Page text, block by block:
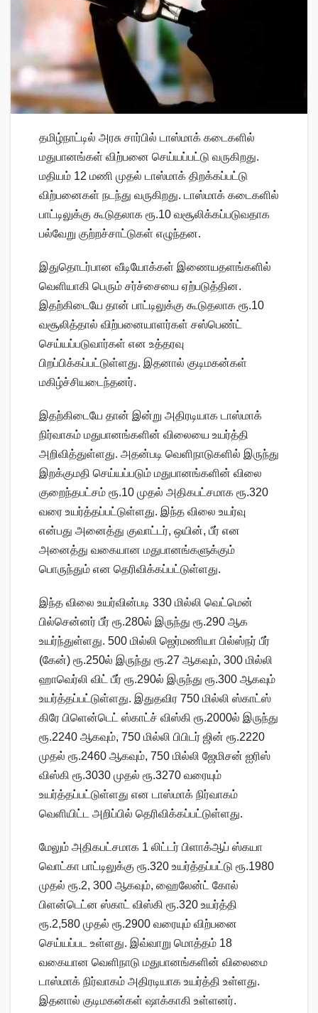
தமிழ்நாட்டில் அரசு சார்பில் டாஸ்மாக் கடைகளில்
மதுபானங்கள் விற்பனை செய்யப்பட்டு வருகிறது.
மதியம் 12 மணி முதல் டாஸ்மாக் திறக்கப்பட்டு
விற்பனைகள் நடந்து வருகிறது. டாஸ்மாக் கடைகளில்
பாட்டிலுக்கு கூடுதலாக ரூ.10 வசூலிக்கப்படுவதாக
பல்வேறு குற்றச்சாட்டுகள் எழுந்தன.
இதுதொடர்பான வீடியோக்கள் இணையதளங்களில்
வெளியாகி பெரும் சர்ச்சையை ஏற்படுத்தின.
இதற்கிடையே தான் பாட்டிலுக்கு கூடுதலாக ரூ.10
வசூலித்தால் விற்பனையாளர்கள் சஸ்பெண்ட்
செய்யப்படுவார்கள் என உத்தரவு
பிறப்பிக்கப்பட்டுள்ளது. இதனால் குடிமகன்கள்
மகிழ்ச்சியடைந்தனர்.
இதற்கிடையே தான் இன்று அதிரடியாக டாஸ்மாக்
நிர்வாகம் மதுபானங்களின் விலையை உயர்த்தி
அறிவித்துள்ளது. அதன்படி வெளிநாடுகளில் இருந்து
இறக்குமதி செய்யப்படும் மதுபானங்களின் விலை
குறைந்தபட்சம் ரூ.10 முதல் அதிகபட்சமாக ரூ.320
வரை உயர்த்தப்பட்டுள்ளது. இந்த விலை உயர்வு
என்பது அனைத்து குவாட்டர், ஒயின், பீர் என
அனைத்து வகையான மதுபானங்களுக்கும்
பொருந்தும் என தெரிவிக்கப்பட்டுள்ளது.
இந்த விலை உயர்வின்படி 330 மில்லி வெட்மென்
பில்சென்னர் பீர் ரூ.280ல் இருந்து ரூ.290 ஆக
உயர்ந்துள்ளது. 500 மில்லி ஜெர்மணியா பில்ஸ்நர் பீர்
(கேன்) ரூ.250ல் இருந்து ரூ.27 ஆகவும், 300 மில்லி
ஹாவெர்லி விட் பீர் ரூ.290ல் இருந்து ரூ.300 ஆகவும்
உயர்த்தப்பட்டுள்ளது. இதுதவிர 750 மில்லி ஸ்காட்ஸ்
கிரே பிளென்டெட் ஸ்காட்ச் விஸ்கி ரூ.2000ல் இருந்து
ரூ.2240 ஆகவும், 750 மில்லி பிபிடர் ஜின் ரூ.2220
முதல் ரூ.2460 ஆகவும், 750 மில்லி ஜேமிசன் ஐரிஸ்
விஸ்கி ரூ.3030 முதல் ரூ.3270 வரையும்
உயர்த்தப்பட்டுள்ளது என டாஸ்மாக் நிர்வாகம்
வெளியிட்ட அறிப்பில் தெரிவிக்கப்பட்டுள்ளது.
மேலும் அதிகபட்சமாக 1 லிட்டர் பிளாக்ஆப் ஸ்கயா
வொட்கா பாட்டிலுக்கு ரூ.320 உயர்த்தப்பட்டு ரூ.1980
முதல் ரூ.2, 300 ஆகவும், ஹைலேன்ட் கோல்
பிளன்டெட்ன ஸ்காட் விஸ்கி ரூ.320 உயர்த்தி
ரூ.2,580 முதல் ரூ.2900 வரையும் விற்பனை
செய்யப்பட உள்ளது. இவ்வாறு மொத்தம் 18
வகையான வெளிநாடு மதுபானங்களின் விலைமை
டாஸ்மாக் நிர்வாகம் அதிரடியாக உயர்த்தி உள்ளது.
இதனால் குடிமகன்கள் ஷாக்காகி உள்ளனர்.